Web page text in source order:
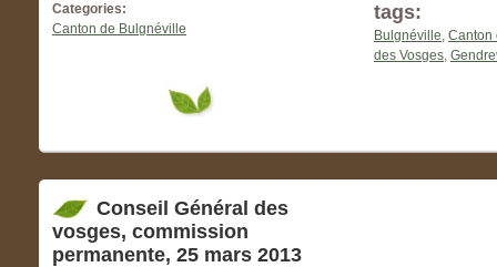
Categories:
Canton de Bulgnéville
tags:
Bulgnéville, Canton
des Vosges,
Conseil Général des
vosges, commission
permanente, 25 mars 2013